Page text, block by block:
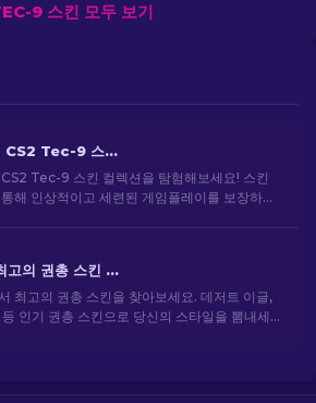
9 스킨 모두 보기
최고의 CS2 Tec-9 스킨: 상위 목록 순위 [2026]
Tec-9 스킨 컬렉션을 탐험해보세요! 스킨
해 인상적이고 세련된 게임플레이를 보장하는
CS2 최고의 권총 스킨 [2026]
최고의 권총 스킨을 찾아보세요. 데저트 이글,
인기 권총 스킨으로 당신의 스타일을 뽐내세